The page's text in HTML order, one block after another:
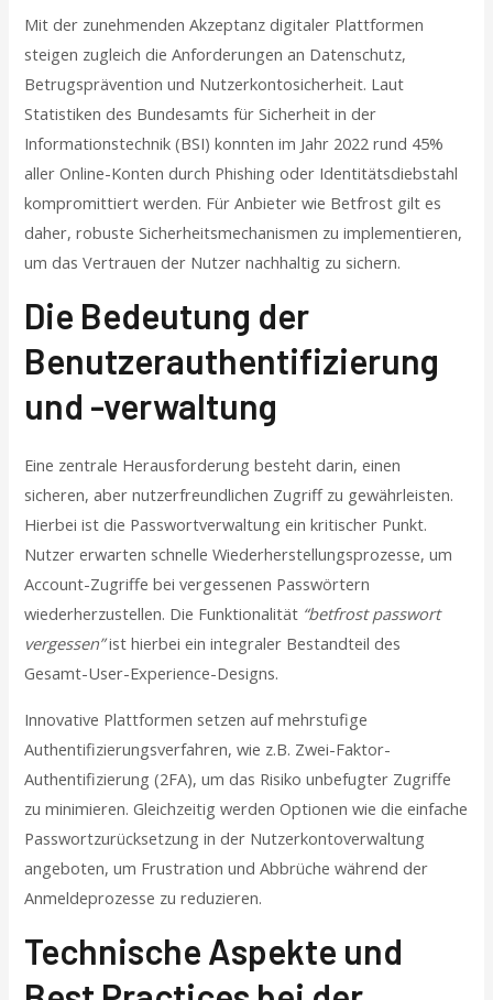
Mit der zunehmenden Akzeptanz digitaler Plattformen
steigen zugleich die Anforderungen an Datenschutz,
Betrugsprävention und Nutzerkontosicherheit. Laut
Statistiken des Bundesamts für Sicherheit in der
Informationstechnik (BSI) konnten im Jahr 2022 rund 45%
aller Online-Konten durch Phishing oder Identitätsdiebstahl
kompromittiert werden. Für Anbieter wie Betfrost gilt es
daher, robuste Sicherheitsmechanismen zu implementieren,
um das Vertrauen der Nutzer nachhaltig zu sichern.
Die Bedeutung der
Benutzerauthentifizierung
und -verwaltung
Eine zentrale Herausforderung besteht darin, einen
sicheren, aber nutzerfreundlichen Zugriff zu gewährleisten.
Hierbei ist die Passwortverwaltung ein kritischer Punkt.
Nutzer erwarten schnelle Wiederherstellungsprozesse, um
Account-Zugriffe bei vergessenen Passwörtern
wiederherzustellen. Die Funktionalität “betfrost passwort
vergessen”ist hierbei ein integraler Bestandteil des
Gesamt-User-Experience-Designs.
Innovative Plattformen setzen auf mehrstufige
Authentifizierungsverfahren, wie z.B. Zwei-Faktor-
Authentifizierung (2FA), um das Risiko unbefugter Zugriffe
zu minimieren. Gleichzeitig werden Optionen wie die einfache
Passwortzurücksetzung in der Nutzerkontoverwaltung
angeboten, um Frustration und Abbrüche während der
Anmeldeprozesse zu reduzieren.
Technische Aspekte und